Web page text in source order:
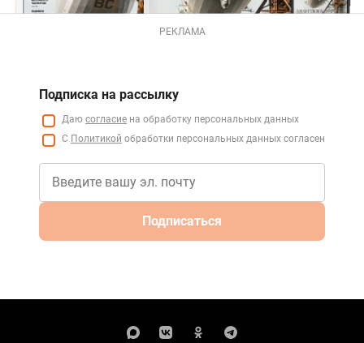
РЕКЛАМА
Подписка на рассылку
Даю согласие на обработку персональных данных
С Политикой обработки персональных данных согласен
Подписаться